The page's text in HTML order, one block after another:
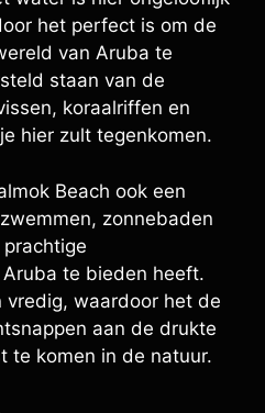
het perfect is om de
van Aruba te
staan van de
koraalriffen en
hier zult tegenkomen.
Beach ook een
zonnebaden
te bieden heeft.
waardoor het de
aan de drukte
te komen in de natuur.